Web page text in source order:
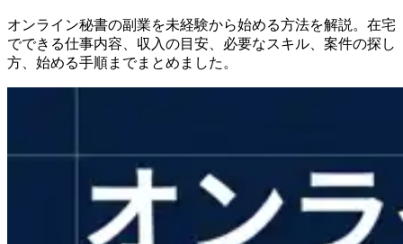
オンライン秘書の副業を未経験から始める方法を解説。在宅
でできる仕事内容、収入の目安、必要なスキル、案件の探し
方、始める手順までまとめました。